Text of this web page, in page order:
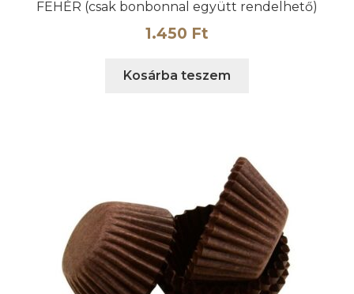
FEHÉR (csak bonbonnal együtt rendelhető)
1.450 Ft
Kosárba teszem